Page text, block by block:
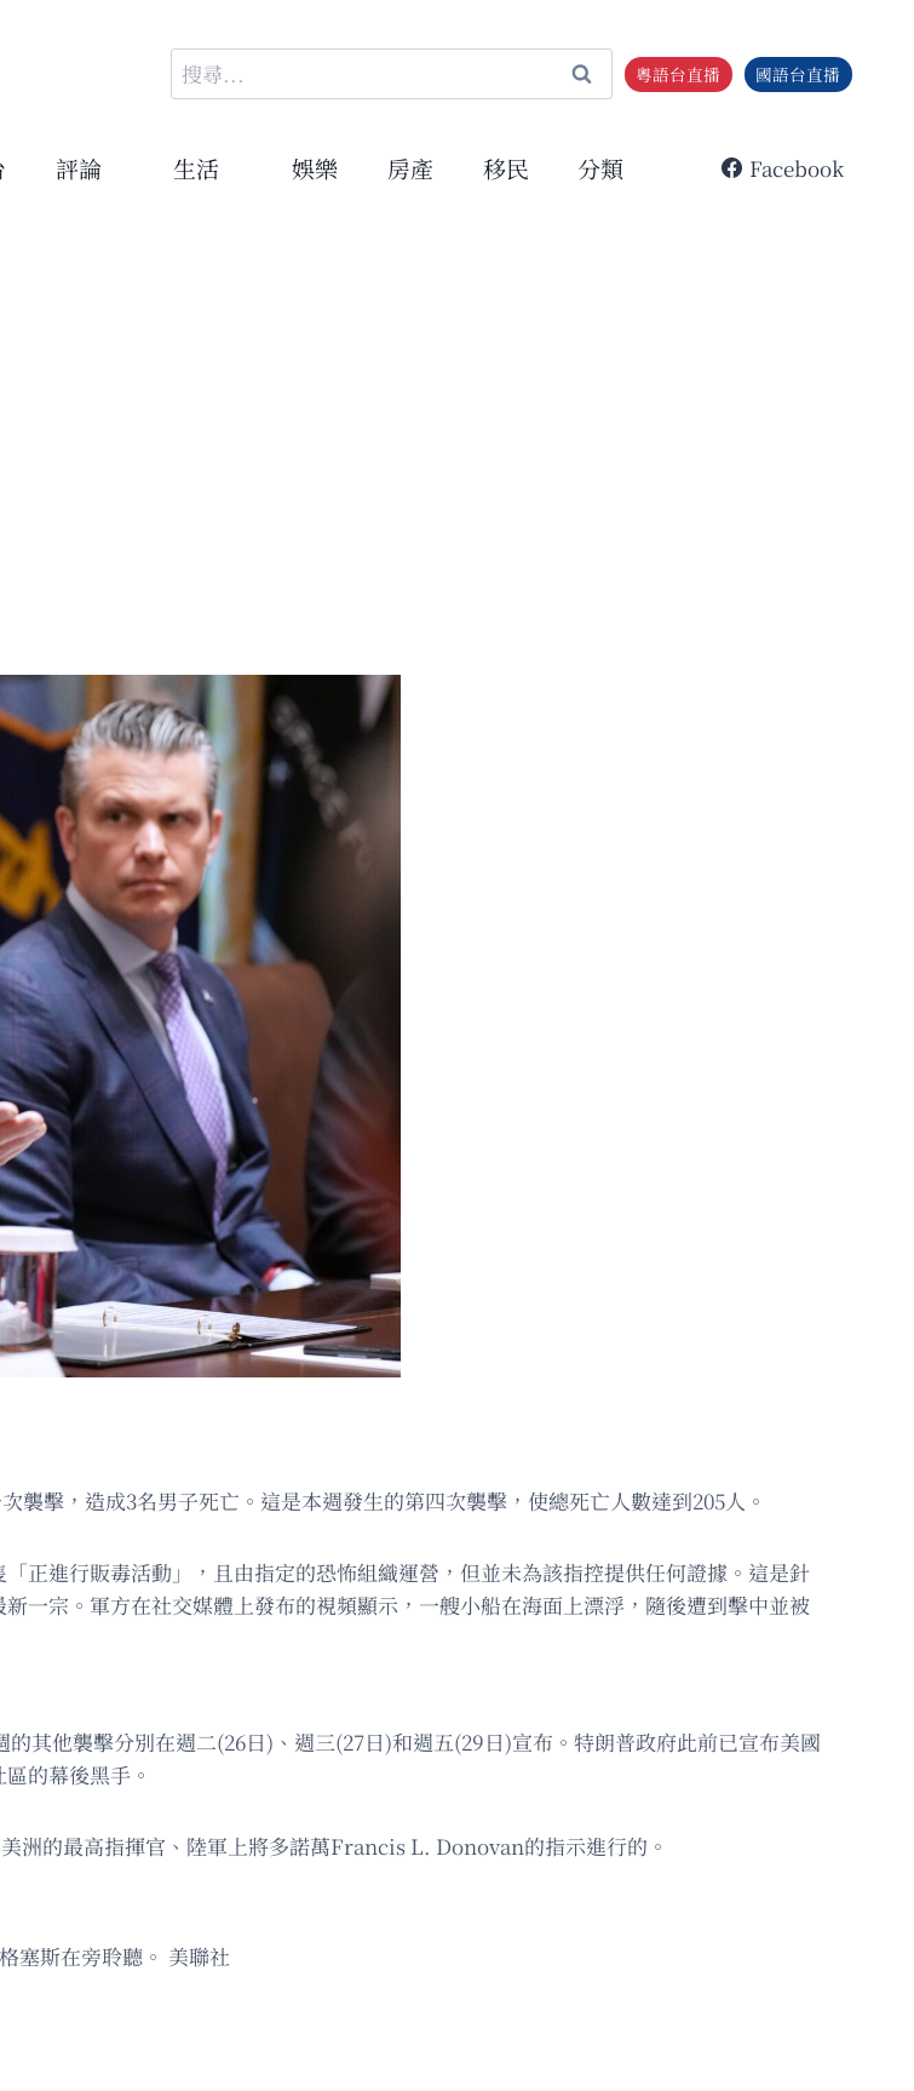
搜
尋
鍵
粵語台直播 國語台直播
評論 生活 娛樂 房產 移民 分類 Facebook
擊，造成3名男子死亡。這是本週發生的第四次襲擊，使總死亡人數達到205人。
正進行販毒活動」，且由指定的恐怖組織運營，但並未為該指控提供任何證據。這是針
一宗。軍方在社交媒體上發布的視頻顯示，一艘小船在海面上漂浮，隨後遭到擊中並被
其他襲擊分別在週二(26日)、週三(27日)和週五(29日)宣布。特朗普政府此前已宣布美國
的幕後黑手。
洲的最高指揮官、陸軍上將多諾萬Francis L. Donovan的指示進行的。
塞斯在旁聆聽。 美聯社